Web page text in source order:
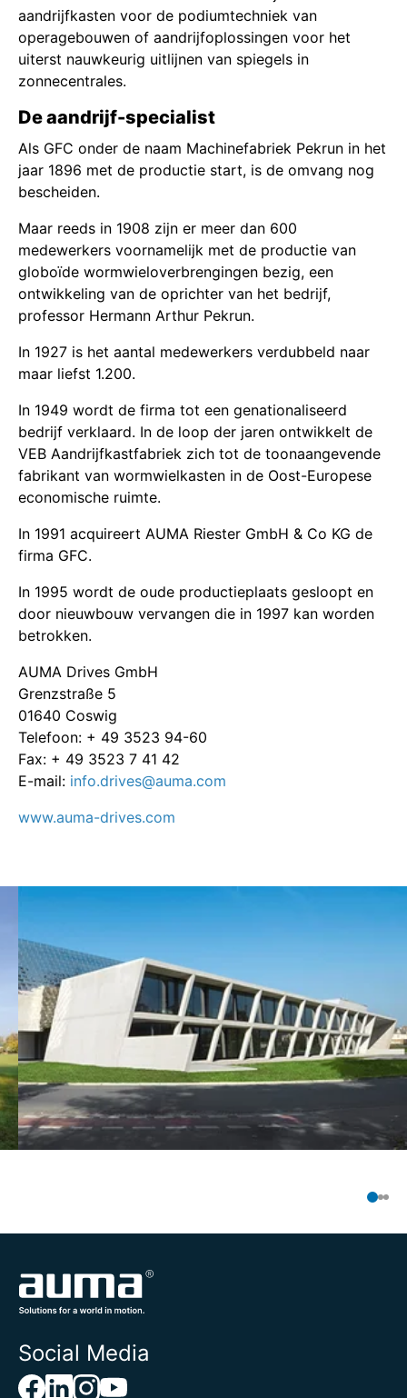
aandrijfkasten voor de podiumtechniek van
operagebouwen of aandrijfoplossingen voor het
uiterst nauwkeurig uitlijnen van spiegels in
zonnecentrales.
De aandrijf-specialist
Als GFC onder de naam Machinefabriek Pekrun in het
jaar 1896 met de productie start, is de omvang nog
bescheiden.
Maar reeds in 1908 zijn er meer dan 600
medewerkers voornamelijk met de productie van
globoïde wormwieloverbrengingen bezig, een
ontwikkeling van de oprichter van het bedrijf,
professor Hermann Arthur Pekrun.
In 1927 is het aantal medewerkers verdubbeld naar
maar liefst 1.200.
In 1949 wordt de firma tot een genationaliseerd
bedrijf verklaard. In de loop der jaren ontwikkelt de
VEB Aandrijfkastfabriek zich tot de toonaangevende
fabrikant van wormwielkasten in de Oost-Europese
economische ruimte.
In 1991 acquireert AUMA Riester GmbH & Co KG de
firma GFC.
In 1995 wordt de oude productieplaats gesloopt en
door nieuwbouw vervangen die in 1997 kan worden
betrokken.
AUMA Drives GmbH
Grenzstraße 5
01640 Coswig
Telefoon: + 49 3523 94-60
Fax: + 49 3523 7 41 42
E-mail: info.drives@auma.com
www.auma-drives.com
Social Media